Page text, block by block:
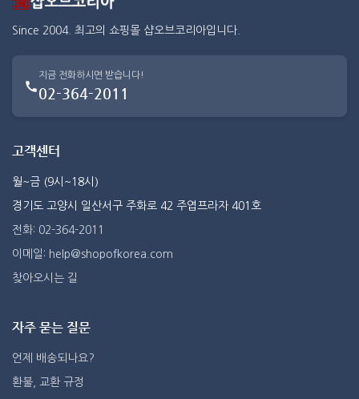
Since 2004. 최고의 쇼핑몰 샵오브코리아입니다.
지금 전화하시면 받습니다!
02-364-2011
고객센터
월~금 (9시~18시)
경기도 고양시 일산서구 주화로 42 주엽프라자 401호
전화: 02-364-2011
이메일: help@shopofkorea.com
찾아오시는 길
자주 묻는 질문
언제 배송되나요?
환불, 교환 규정